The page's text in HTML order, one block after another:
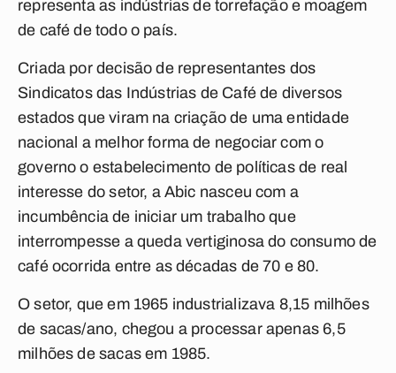
representa as indústrias de torrefação e moagem
de café de todo o país.
Criada por decisão de representantes dos
Sindicatos das Indústrias de Café de diversos
estados que viram na criação de uma entidade
nacional a melhor forma de negociar com o
governo o estabelecimento de políticas de real
interesse do setor, a Abic nasceu com a
incumbência de iniciar um trabalho que
interrompesse a queda vertiginosa do consumo de
café ocorrida entre as décadas de 70 e 80.
O setor, que em 1965 industrializava 8,15 milhões
de sacas/ano, chegou a processar apenas 6,5
milhões de sacas em 1985.